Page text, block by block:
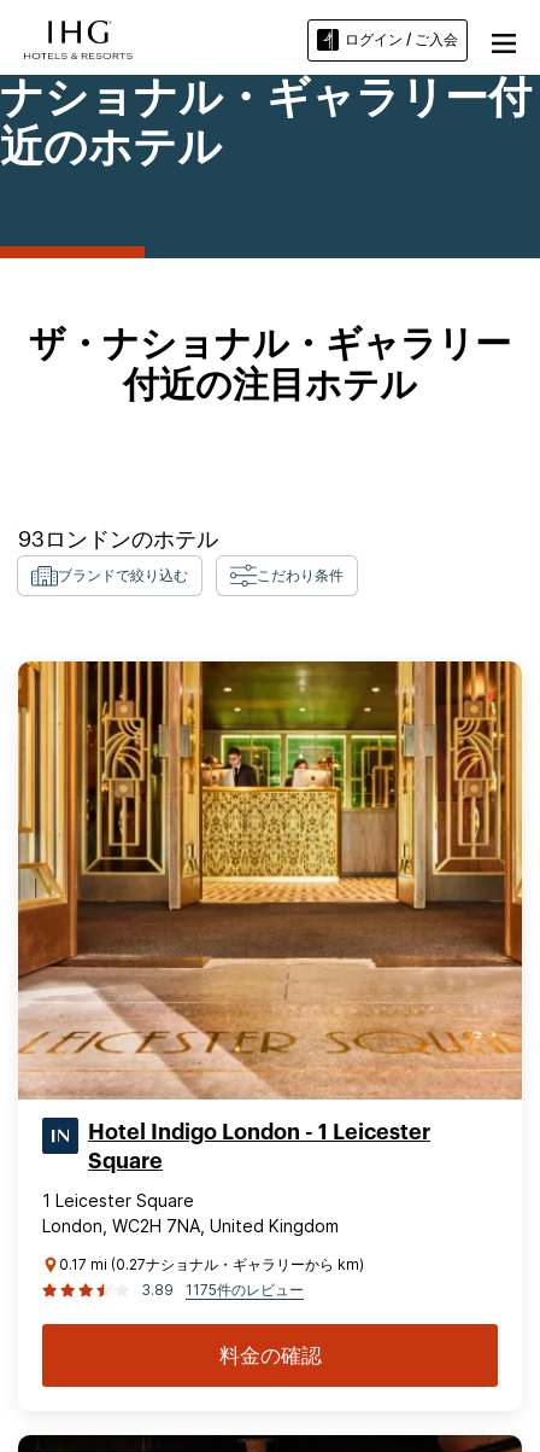
ログイン / ご入会
ナショナル・ギャラリー付
近のホテル
ザ・ナショナル・ギャラリー
付近の注目ホテル
93 ロンドンのホテル
ブランドで絞り込む こだわり条件
Hotel Indigo London - 1 Leicester
Square
1 Leicester Square
London, WC2H 7NA, United Kingdom
0.17 mi (0.27ナショナル・ギャラリーから km)
3.89
1175件のレビュー
料金の確認